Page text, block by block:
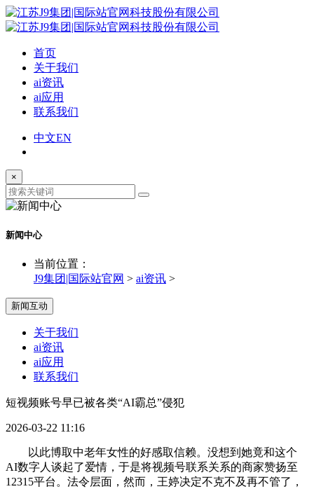
首页
关于我们
ai资讯
ai应用
联系我们
中文EN
×
新闻中心
当前位置：
J9集团|国际站官网 > ai资讯 >
新闻互动
关于我们
ai资讯
ai应用
联系我们
短视频账号早已被各类“AI霸总”侵犯
2026-03-22 11:16
以此博取中老年女性的好感取信赖。没想到她竟和这个
AI数字人谈起了爱情，于是将视频号联系关系的商家赞扬至
12315平台。法令层面，然而，王婷决定不克不及再不管了，